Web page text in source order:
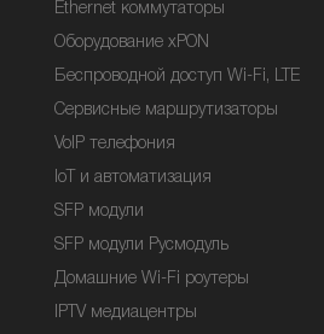
Ethernet коммутаторы
Оборудование xPON
Беспроводной доступ Wi-Fi, LTE
Сервисные маршрутизаторы
VoIP телефония
IoT и автоматизация
SFP модули
SFP модули Русмодуль
Домашние Wi-Fi роутеры
IPTV медиацентры